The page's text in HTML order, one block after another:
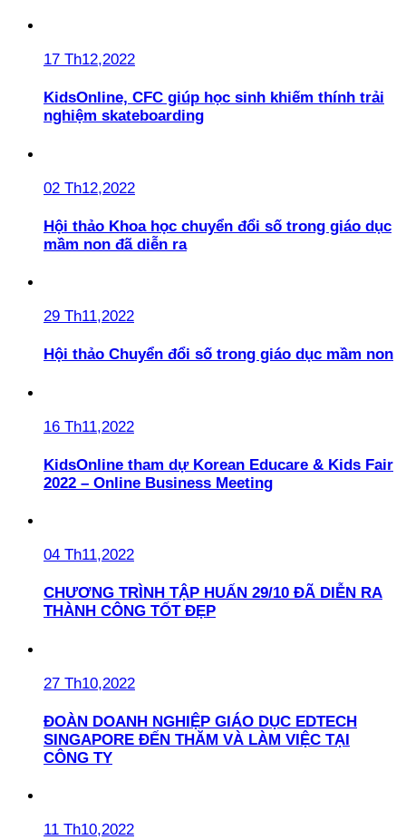
17 Th12,2022
KidsOnline, CFC giúp học sinh khiếm thính trải
nghiệm skateboarding
02 Th12,2022
Hội thảo Khoa học chuyển đổi số trong giáo dục
mầm non đã diễn ra
29 Th11,2022
Hội thảo Chuyển đổi số trong giáo dục mầm non
16 Th11,2022
KidsOnline tham dự Korean Educare & Kids Fair
2022 – Online Business Meeting
04 Th11,2022
CHƯƠNG TRÌNH TẬP HUẤN 29/10 ĐÃ DIỄN RA
THÀNH CÔNG TỐT ĐẸP
27 Th10,2022
ĐOÀN DOANH NGHIỆP GIÁO DỤC EDTECH
SINGAPORE ĐẾN THĂM VÀ LÀM VIỆC TẠI
CÔNG TY
11 Th10,2022